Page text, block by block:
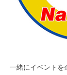
一緒にイベントを